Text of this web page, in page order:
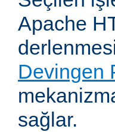
Apache
Devingen
sağlar.